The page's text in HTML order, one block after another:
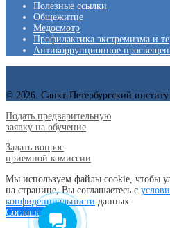
Полезные ссылки
Общежитие
Медосмотр
Профилактика экстремизма и
Антикоррупционное
© 2026. Санкт-Петербургский
Подать предварительную
заявку на обучение
Задать вопрос
приемной комиссии
Мы используем файлы cookie, чтобы
на странице, Вы соглашаетесь с
конфиденциальности данных.
Соглашаюсь